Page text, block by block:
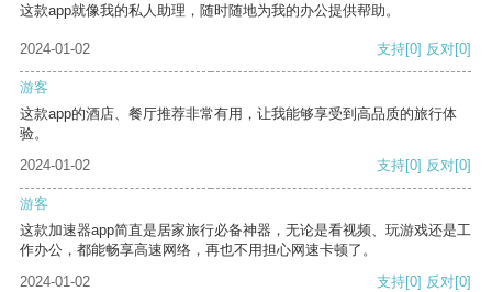
这款app就像我的私人助理，随时随地为我的办公提供帮助。
2024-01-02 支持[0] 反对[0]
游客
这款app的酒店、餐厅推荐非常有用，让我能够享受到高品质的旅行体
验。
2024-01-02
支持[0] 反对[0]
游客
这款加速器app简直是居家旅行必备神器，无论是看视频、玩游戏还是工
作办公，都能畅享高速网络，再也不用担心网速卡顿了。
2024-01-02
支持[0] 反对[0]